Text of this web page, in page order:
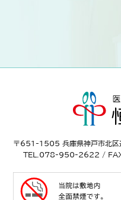
〒651-1505 兵庫県神戸市北区
TEL.078-950-2622 /